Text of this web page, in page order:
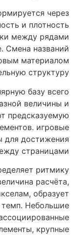
через
и плотность
между рядами
Смена названий
материалом
структуру.
базу всего
величины и
предсказуемую
игровые
для достижения
страницами.
ритмику
расчёта,
образует
Небольшие
крупные